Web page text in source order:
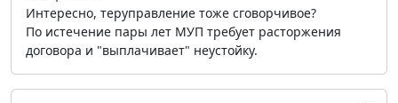
Интересно, теруправление тоже сговорчивое?
По истечение пары лет МУП требует расторжения
договора и "выплачивает" неустойку.